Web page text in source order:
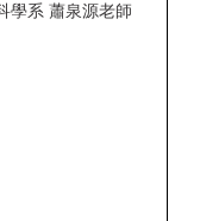
學系 蕭泉源老師